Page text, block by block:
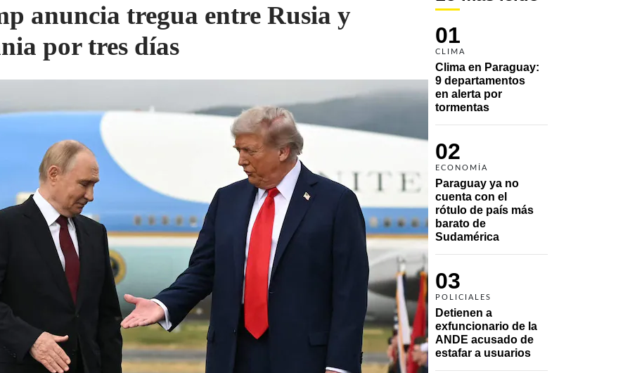
01
CLIMA
Clima en Paraguay:
9 departamentos
en alerta por
tormentas
02
ECONOMÍA
Paraguay ya no
cuenta con el
rótulo de país más
barato de
Sudamérica
03
POLICIALES
Detienen a
exfuncionario de la
ANDE acusado de
estafar a usuarios
anuncia tregua entre Rusia y
por tres días